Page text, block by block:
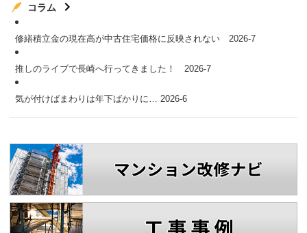
コラム
修繕積立金の現在高が中古住宅価格に反映されない 2026-7
推しのライブで長崎へ行ってきました！ 2026-7
気が付けばまわりは年下ばかりに… 2026-6